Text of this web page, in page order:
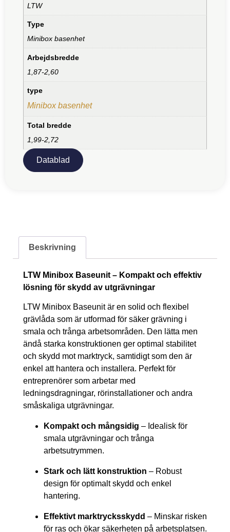
LTW
Type
Minibox basenhet
Arbejdsbredde
1,87-2,60
type
Minibox basenhet
Total bredde
1,99-2,72
Datablad
Beskrivning
LTW Minibox Baseunit – Kompakt och effektiv
lösning för skydd av utgrävningar
LTW Minibox Baseunit är en solid och flexibel
grävlåda som är utformad för säker grävning i
smala och trånga arbetsområden. Den lätta men
ändå starka konstruktionen ger optimal stabilitet
och skydd mot marktryck, samtidigt som den är
enkel att hantera och installera. Perfekt för
entreprenörer som arbetar med
ledningsdragningar, rörinstallationer och andra
småskaliga utgrävningar.
Kompakt och mångsidig – Idealisk för
smala utgrävningar och trånga
arbetsutrymmen.
Stark och lätt konstruktion – Robust
design för optimalt skydd och enkel
hantering.
Effektivt marktrycksskydd – Minskar risken
för ras och ökar säkerheten på arbetsplatsen.